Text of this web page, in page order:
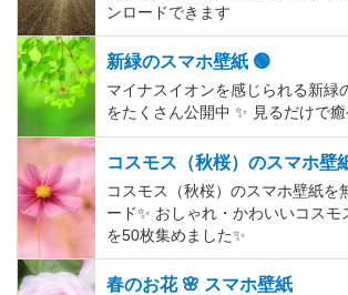
ンロードできます
新緑のスマホ壁紙 🟢
マイナスイオンを感じられる新緑
をたくさん公開中 ✨ 見るだけで
コスモス（秋桜）のスマホ壁
コスモス（秋桜）のスマホ壁紙を
ード✨️ おしゃれ・かわいいコスモ
を50枚集めました✨️
春のお花 🌸 スマホ壁紙